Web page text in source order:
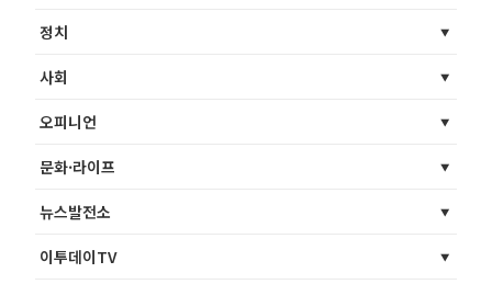
정치
사회
오피니언
문화·라이프
뉴스발전소
이투데이TV